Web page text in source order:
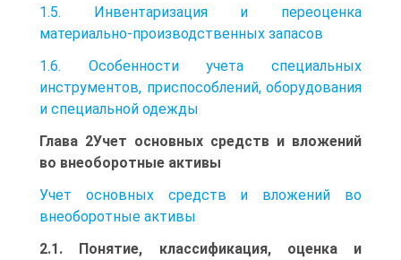
1.5. Инвентаризация и переоценка
материально-производственных запасов
1.6. Особенности учета специальных
инструментов, приспособлений, оборудования
и специальной одежды
Глава 2Учет основных средств и вложений
во внеоборотные активы
Учет основных средств и вложений во
внеоборотные активы
2.1. Понятие, классификация, оценка и